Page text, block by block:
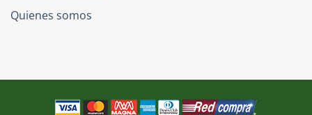
Quienes somos